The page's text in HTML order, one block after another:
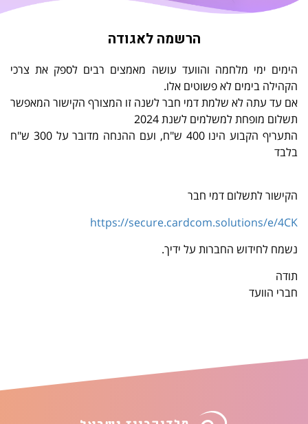
הרשמה לאגודה
הימים ימי מלחמה והוועד עושה מאמצים רבים לספק את צרכי
הקהילה בימים לא פשוטים אלו.
אם עד עתה לא שלמת דמי חבר לשנה זו המצורף הקישור המאפשר
תשלום מופחת למשלמים לשנת 2024
התעריף הקבוע הינו 400 ש"ח, ועם ההנחה מדובר על 300 ש"ח
בלבד
הקישור לתשלום דמי חבר
https://secure.cardcom.solutions/e/4CK
נשמח לחידוש החברות על ידיך.
תודה
חברי הוועד